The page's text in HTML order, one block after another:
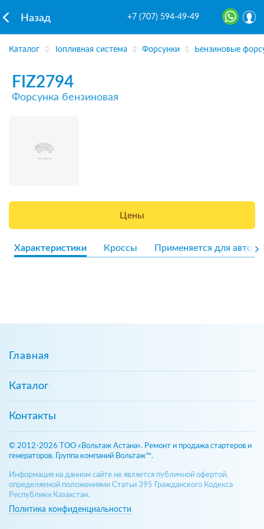
Назад +7 (707) 594-49-49
Каталог Топливная система Форсунки Бензиновые
FIZ2794
Форсунка бензиновая
Цены
Характеристики Кроссы Применяется для авто
Главная
Каталог
Контакты
© 2012-2026 ТОО «Вольтаж Астана». Ремонт и продажа стартеров и
генераторов. Группа компаний Вольтаж™.
Информация на данном сайте не является публичной офертой,
определяемой положениями Статьи 395 Гражданского Кодекса
Республики Казахстан.
Политика конфиденциальности